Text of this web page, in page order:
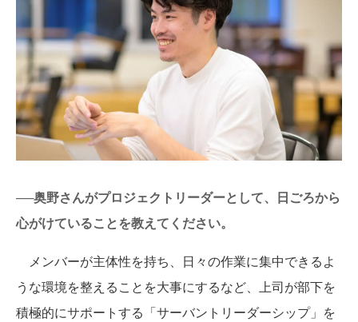
──奥野さんがプロジェクトリーダーとして、日ごろから
心がけていることを教えてください。
メンバーが主体性を持ち、日々の作業に集中できるよ
うな環境を整えることを大事にするなど、上司が部下を
積極的にサポートする「サーバントリーダーシップ」を